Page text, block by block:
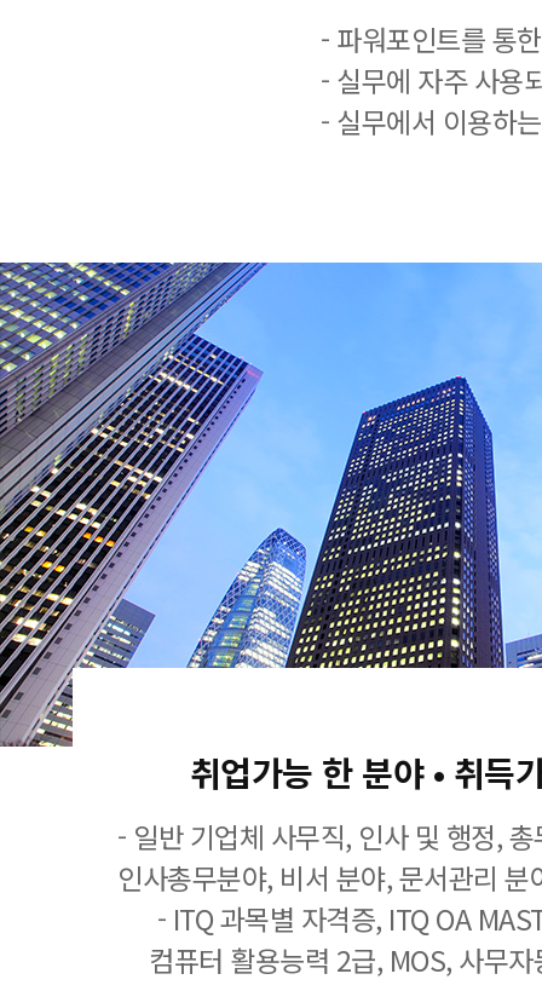
- 파워포인트를 통
- 실무에 자주 사용
- 실무에서 이용하
취업가능 한 분야 • 취득
- 일반 기업체 사무직, 인사 및 행정,
인사총무분야, 비서 분야, 문서관리
- ITQ 과목별 자격증, ITQ OA
컴퓨터 활용능력 2급, MOS, 사무